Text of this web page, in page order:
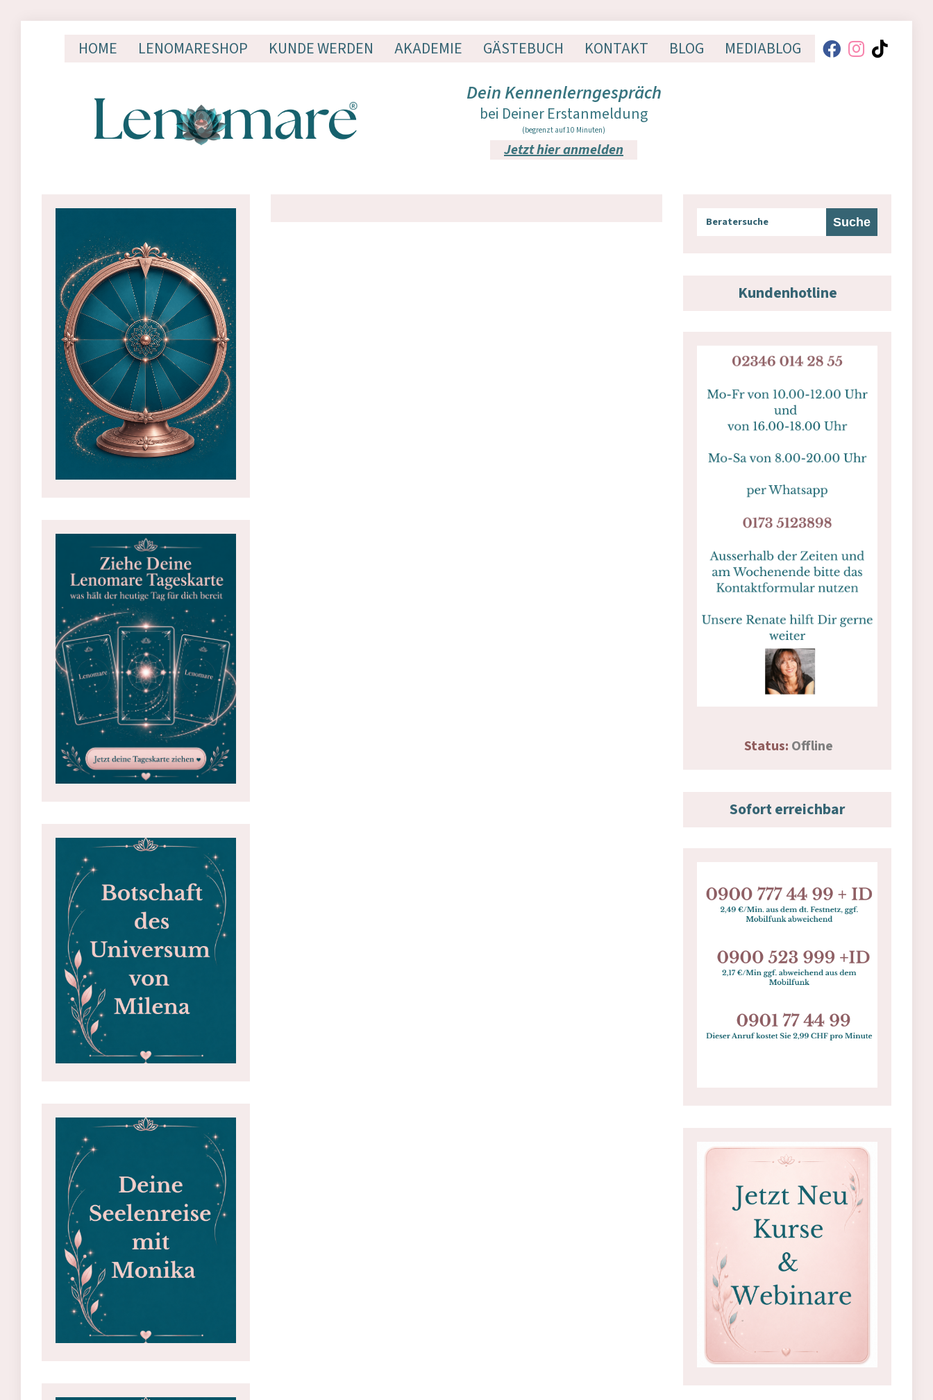
Dein Kennenlerngespräch
bei Deiner Erstanmeldung
(begrenzt auf 10 Minuten)
Jetzt hier anmelden
HOME LENOMARESHOP KUNDE WERDEN AKADEMIE GÄSTEBUCH KONTAKT BLOG MEDIABLOG
Kundenhotline
Status: Offline
Sofort erreichbar